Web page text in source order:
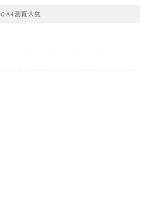
GA4瀏覽人氣